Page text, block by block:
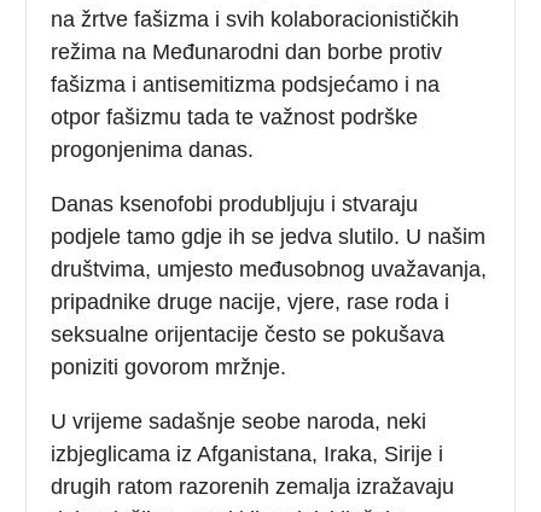
na žrtve fašizma i svih kolaboracionističkih
režima na Međunarodni dan borbe protiv
fašizma i antisemitizma podsjećamo i na
otpor fašizmu tada te važnost podrške
progonjenima danas.
Danas ksenofobi produbljuju i stvaraju
podjele tamo gdje ih se jedva slutilo. U našim
društvima, umjesto međusobnog uvažavanja,
pripadnike druge nacije, vjere, rase roda i
seksualne orijentacije često se pokušava
poniziti govorom mržnje.
U vrijeme sadašnje seobe naroda, neki
izbjeglicama iz Afganistana, Iraka, Sirije i
drugih ratom razorenih zemalja izražavaju